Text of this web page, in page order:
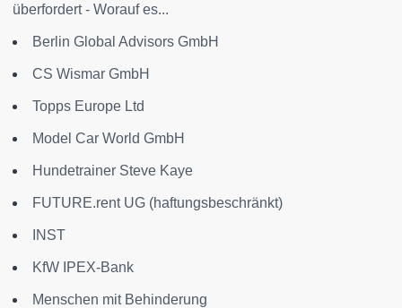
überfordert - Worauf es...
Berlin Global Advisors GmbH
CS Wismar GmbH
Topps Europe Ltd
Model Car World GmbH
Hundetrainer Steve Kaye
FUTURE.rent UG (haftungsbeschränkt)
INST
KfW IPEX-Bank
Menschen mit Behinderung